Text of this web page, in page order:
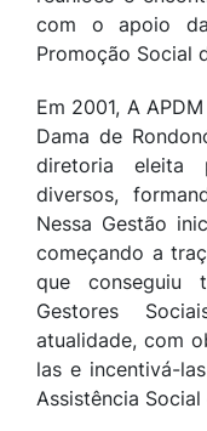
com o apoio da
Promoção Social
Em 2001, A
Dama de
diretoria eleita
diversos,
Nessa Gestão
começando a
que conseguiu
Gestores
atualidade, com
las e incentivá-
Assistência